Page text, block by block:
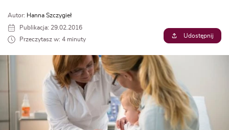
Autor: Hanna Szczygieł
Publikacja: 29.02.2016
Przeczytasz w: 4 minuty
Udostępnij